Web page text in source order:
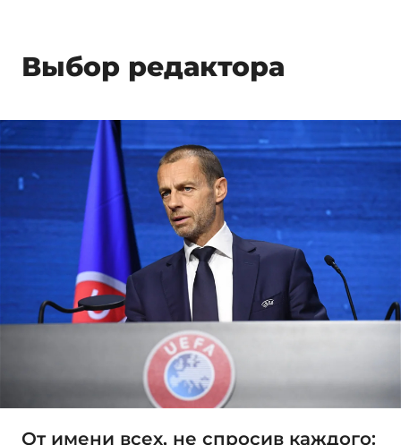
Выбор редактора
От имени всех, не спросив каждого: